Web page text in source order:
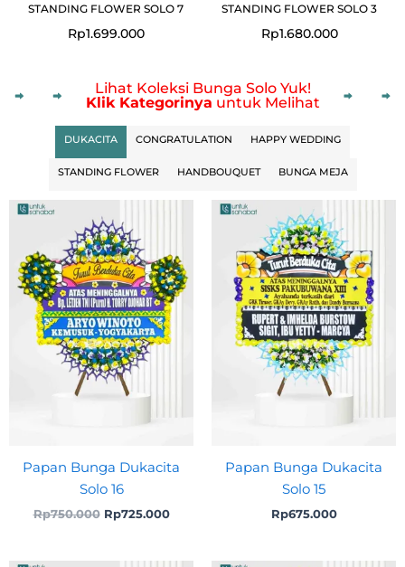
STANDING FLOWER SOLO 7
Rp1.699.000
STANDING FLOWER SOLO 3
Rp1.680.000
Lihat Koleksi Bunga Solo Yuk!
Klik Kategorinya untuk Melihat
DUKACITA CONGRATULATION HAPPY WEDDING
STANDING FLOWER HANDBOUQUET BUNGA MEJA
Papan Bunga Dukacita
Solo 16
Rp750.000
price
was:
Rp750.000.
Rp725.000
Rp725.000.
Papan Bunga Dukacita
Solo 15
Rp675.000